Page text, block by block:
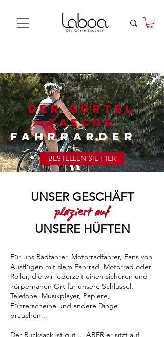
DER GÜRTEL
TASCHE
FAHRRARDER
BESTELLEN SIE HIER
UNSER GESCHÄFT
plaziert auf
UNSERE HÜFTEN
Für uns Radfahrer, Motorradfahrer, Fans von
Ausflügen mit dem Fahrrad, Motorrad oder
Roller, die wir jederzeit einen sicheren und
körpernahen Ort für unsere Schlüssel,
Telefone, Musikplayer, Papiere,
Führerscheine und andere Dinge
brauchen...
Der Rucksack ist gut ... ABER er sitzt auf